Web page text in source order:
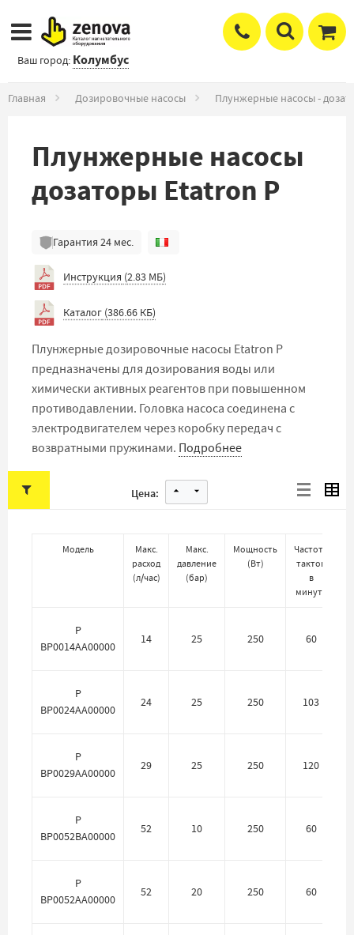
Ваш город: Колумбус
Главная Дозировочные насосы Плунжерные насосы -
Плунжерные насосы
дозаторы Etatron P
Гарантия 24мес.
Инструкция (2.83 МБ)
Каталог (386.66 КБ)
Плунжерные дозировочные насосы Etatron P
предназначены для дозирования воды или
химически активных реагентов при повышенном
противодавлении. Головка насоса соединена с
электродвигателем через коробку передач с
возвратными пружинами. Подробнее
Цена:
Модель
Макс.
расход
(л/час)
Макс.
давление
(бар)
Мощность
(Вт)
Частота
тактов
в
минуту
P
BP0014AA00000
14 25 250 60
P
BP0024AA00000
24 25 250 103
P
BP0029AA00000
29 25 250 120
P
BP0052BA00000
52 10 250 60
P
BP0052AA00000
52 20 250 60